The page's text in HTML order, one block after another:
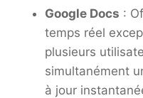
Google Docs :
temps réel
plusieurs
simultanément
à jour